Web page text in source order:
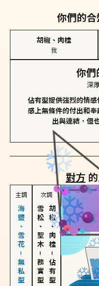
你們的
胡椒、肉桂
我
你們
深
佔有型提供強烈的情
感上無條件的付出和
出與連結，但
對方
主調
海鹽、雪花－無私型
次調
雪松、聖木
－
務實型
胡椒、肉桂
－
佔有型